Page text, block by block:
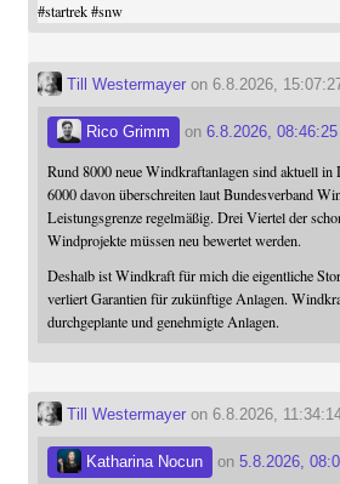
#startrek #snw
Till Westermayeron 6.8.2026,
Rico Grimm on 6.8.2026, 08:46:25
Rund 8000 neue Windkraftanlagen sind aktuell in
6000 davon überschreiten laut Bundesverband
Leistungsgrenze regelmäßig. Drei Viertel der
Windprojekte müssen neu bewertet werden.
Deshalb ist Windkraft für mich die eigentliche
verliert Garantien für zukünftige Anlagen.
durchgeplante und genehmigte Anlagen.
Till Westermayeron 6.8.2026,
Katharina Nocun on 5.8.2026,